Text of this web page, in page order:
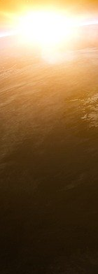
06-18
dans le
de la
- par un
C’est une
cette
Pons et
l’argent